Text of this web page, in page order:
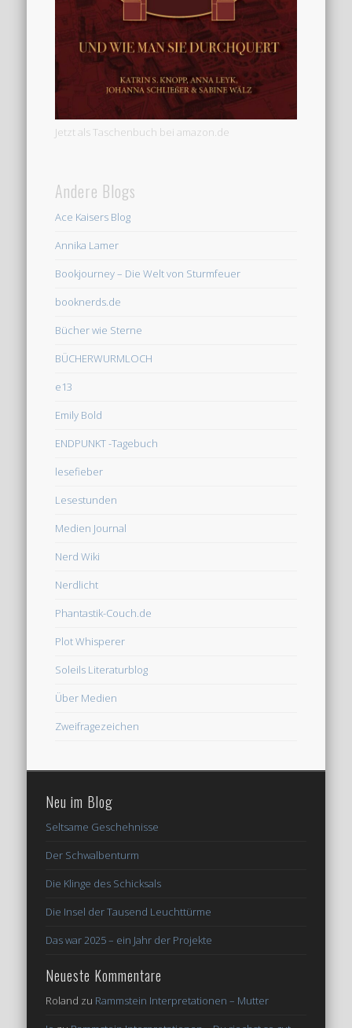
Jetzt als Taschenbuch bei amazon.de
Andere Blogs
Ace Kaisers Blog
Annika Lamer
Bookjourney – Die Welt von Sturmfeuer
booknerds.de
Bücher wie Sterne
BÜCHERWURMLOCH
e13
Emily Bold
ENDPUNKT -Tagebuch
lesefieber
Lesestunden
Medien Journal
Nerd Wiki
Nerdlicht
Phantastik-Couch.de
Plot Whisperer
Soleils Literaturblog
Über Medien
Zweifragezeichen
Neu im Blog
Seltsame Geschehnisse
Der Schwalbenturm
Die Klinge des Schicksals
Die Insel der Tausend Leuchttürme
Das war 2025 – ein Jahr der Projekte
Neueste Kommentare
Roland zu Rammstein Interpretationen – Mutter